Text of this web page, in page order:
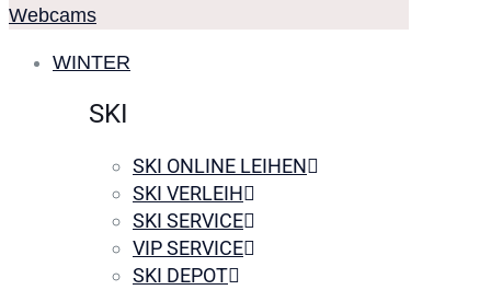
Webcams
WINTER
SKI
SKI ONLINE LEIHEN
SKI VERLEIH
SKI SERVICE
VIP SERVICE
SKI DEPOT